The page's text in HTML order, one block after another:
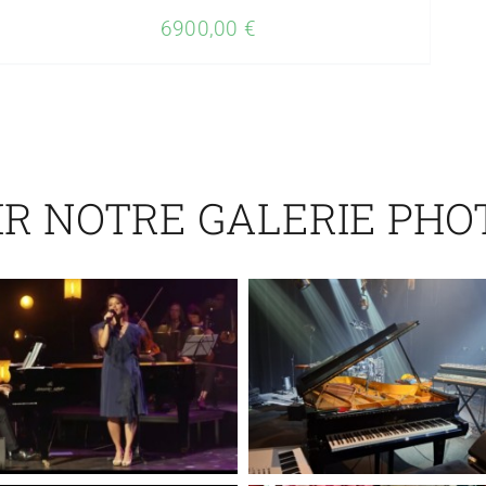
6900,00 €
NOTRE GALERIE